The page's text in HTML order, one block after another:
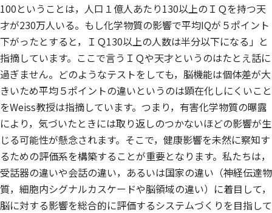
100ということは，人口１億人あたり130以上のＩＱを持つ天
才が230万人いる。もし化学物質の影響で平均IQが５ポイント
下がったとすると，ＩＱ130以上の人数は半分以下になる」と
指摘しています。ここで言うＩＱや天才というのはたとえ話に
過ぎません。どのようなテストをしても，脳機能は個体差が大
きいため平均５ポイントの違いというのは顕在化しにくいこと
をWeiss教授は指摘しています。つまり，有害化学物質の曝露
により，気づいたときには取り返しのつかないほどの影響が生
じる可能性が懸念されます。そこで，健康影響を未然に察知す
るための評価系を構築することが重要となります。私たちは，
受話器の違いや会話の違い，あるいは国家の違い（神経伝達物
質，細胞内シグナルカスケードや脳領域の違い）に着目して，
脳に対する影響を総合的に評価するシステムづくりを目指して